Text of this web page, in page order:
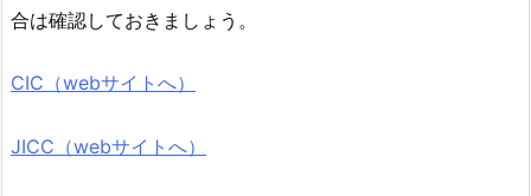
合は確認しておきましょう。
CIC（webサイトへ）
JICC（webサイトへ）